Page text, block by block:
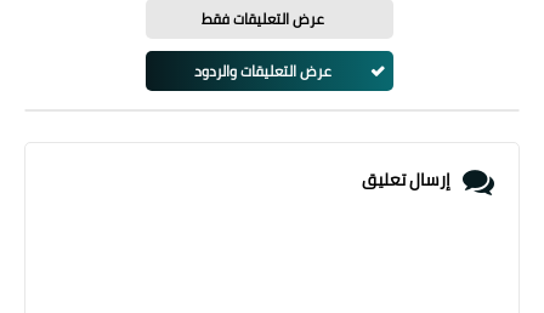
عرض التعليقات فقط
عرض التعليقات والردود
إرسال تعليق